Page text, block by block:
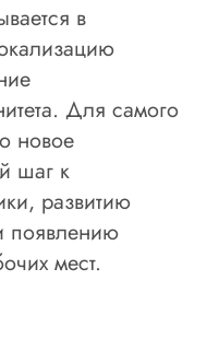
в
Для самого
новое
шаг к
развитию
появлению
мест.